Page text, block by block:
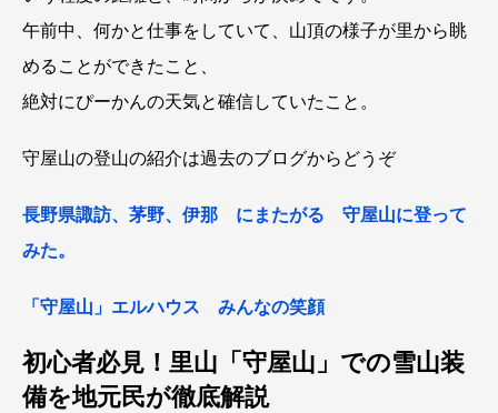
午前中、何かと仕事をしていて、山頂の様子が里から眺
めることができたこと、
絶対にぴーかんの天気と確信していたこと。
守屋山の登山の紹介は過去のブログからどうぞ
長野県諏訪、茅野、伊那 にまたがる 守屋山に登って
みた。
「守屋山」エルハウス みんなの笑顔
初心者必見！里山「守屋山」での雪山装
備を地元民が徹底解説